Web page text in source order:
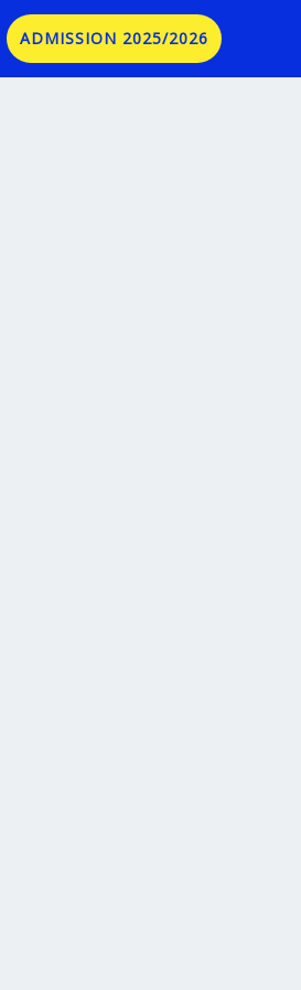
ADMISSION 2025/2026